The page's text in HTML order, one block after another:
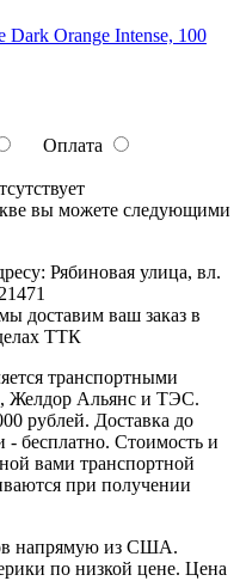
Оплата
вы можете следующими
Рябиновая улица, вл.
доставим ваш заказ в
ТТК
транспортными
Желдор Альянс и ТЭС.
рублей. Доставка до
- бесплатно. Стоимость и
вами транспортной
при получении
напрямую из США.
по низкой цене. Цена